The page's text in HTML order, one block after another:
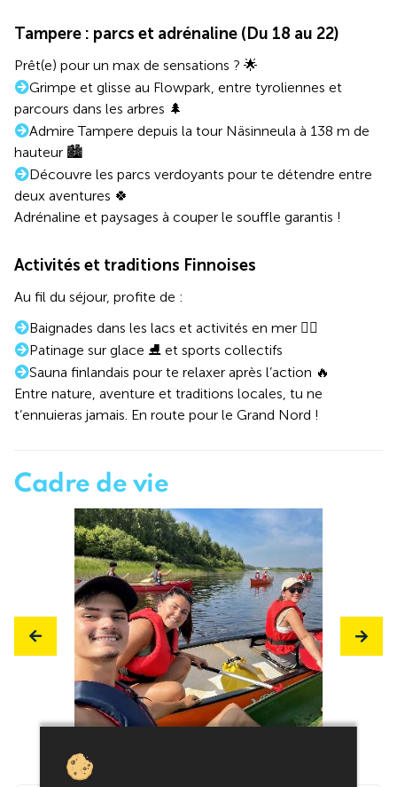
Tampere : parcs et adrénaline (Du 18 au 22)
Prêt(e) pour un max de sensations ? 🌟
Grimpe et glisse au Flowpark, entre tyroliennes et
parcours dans les arbres 🌲
Admire Tampere depuis la tour Näsinneula à 138 m de
hauteur 🏙️
Découvre les parcs verdoyants pour te détendre entre
deux aventures 🍀
Adrénaline et paysages à couper le souffle garantis !
Activités et traditions Finnoises
Au fil du séjour, profite de :
Baignades dans les lacs et activités en mer 🏊‍♂️
Patinage sur glace ⛸️ et sports collectifs
Sauna finlandais pour te relaxer après l’action 🔥
Entre nature, aventure et traditions locales, tu ne
t’ennuieras jamais. En route pour le Grand Nord !
Cadre de vie